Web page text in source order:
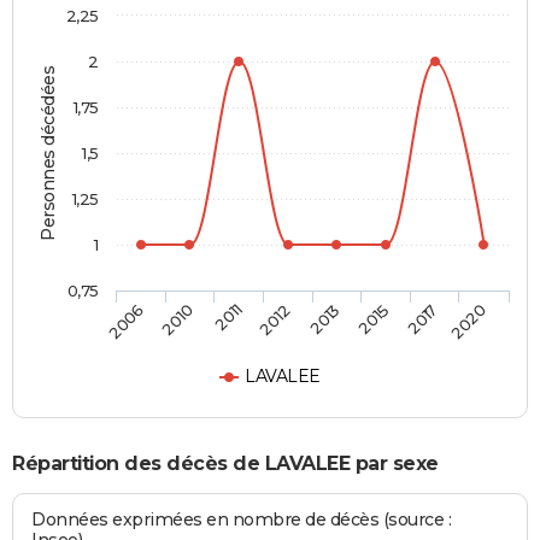
Personnes décédées
LAVALEE
2006 2010 2011 2012 2013 2015 2017 2020
0,75
1
1,25
1,5
1,75
2
2,25
Répartition des décès de LAVALEE par sexe
Données exprimées en nombre de décès (source :